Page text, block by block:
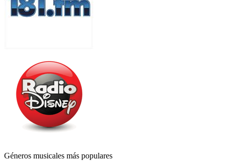
Géneros musicales más populares